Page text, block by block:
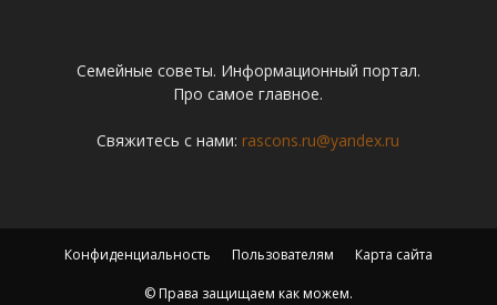
Семейные советы. Информационный портал.
Про самое главное.
Свяжитесь с нами: rascons.ru@yandex.ru
Конфиденциальность Пользователям Карта сайта
© Права защищаем как можем.